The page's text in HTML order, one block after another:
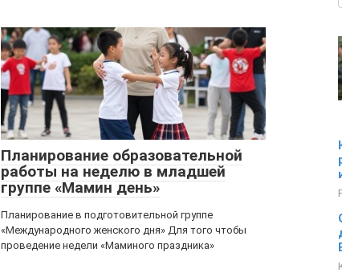
Планирование образовательной
работы на неделю в младшей
группе «Мамин день»
Планирование в подготовительной группе
«Международного женского дня» Для того чтобы
проведение недели «Маминого праздника»